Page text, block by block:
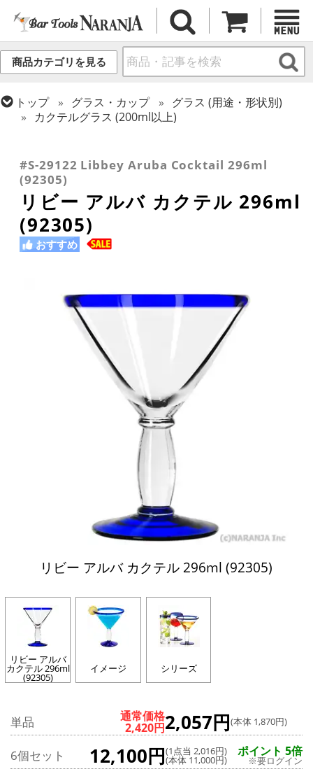
商品カテゴリを見る
トップ グラス・カップ
グラス (用途・形状別)
カクテルグラス (200ml以上)
カクテルグラス (全サイズ)
#S-29122 Libbey Aruba Cocktail 296ml
(92305)
リビー アルバ カクテル 296ml
(92305)
おすすめ
リビー アルバ カクテル 296ml (92305)
リビー アルバ
カクテル 296ml
(92305)
イメージ シリーズ
単品 通常価格
2,420円2,057円(本体 1,870円)
6個セット 12,100円(1点当 2,016円)
(本体 11,000円)
ポイント 5倍
※要ログイン